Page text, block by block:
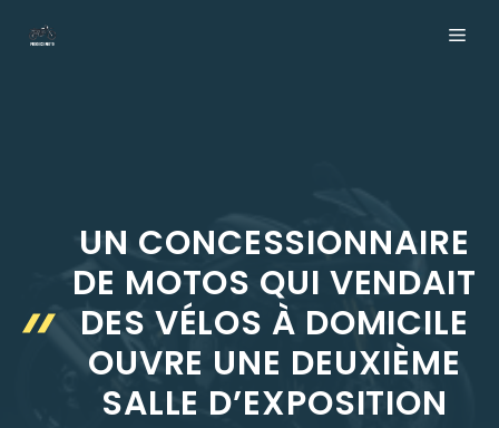
UN CONCESSIONNAIRE
DE MOTOS QUI VENDAIT
DES VÉLOS À DOMICILE
OUVRE UNE DEUXIÈME
SALLE D’EXPOSITION